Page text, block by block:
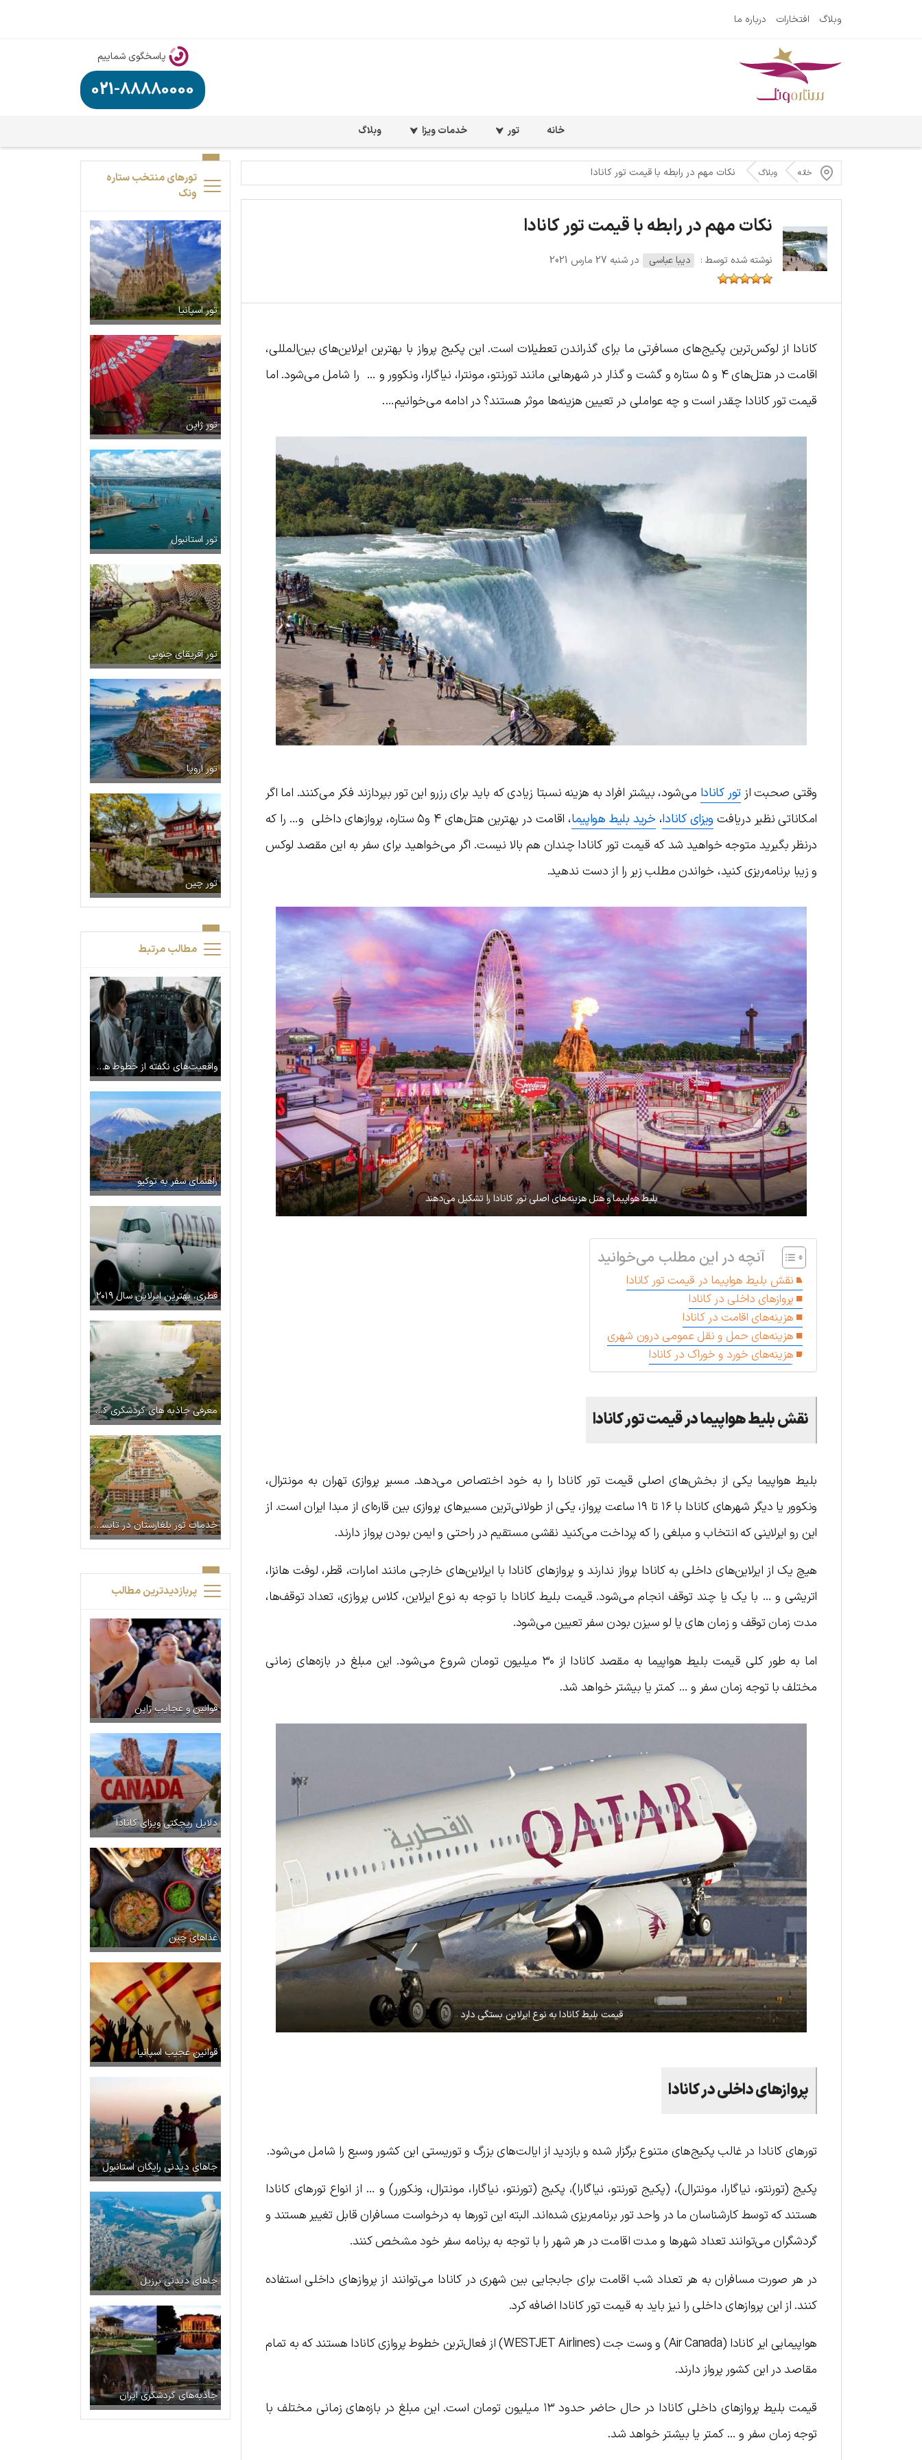
وبلاگ افتخارات درباره ما
پاسخگوی شماییم
021-88880000
خانه تور خدمات ویزا وبلاگ
خانه وبلاگ نکات مهم در رابطه با قیمت تور کانادا
نکات مهم در رابطه با قیمت تور کانادا
نوشته شده توسط : دیبا عباسی در شنبه 27 مارس 2021
کانادا از لوکس‌ترین پکیج‌های مسافرتی ما برای گذراندن تعطیلات است. این پکیج پرواز با بهترین ایرلاین‌های بین‌المللی،
اقامت در هتل‌های ۴ و ۵ ستاره و گشت و گذار در شهرهایی مانند تورنتو، مونترا، نیاگارا، ونکوور و … را شامل می‌شود. اما
قیمت تور کانادا چقدر است و چه عواملی در تعیین هزینه‌ها موثر هستند؟ در ادامه می‌خوانیم….
وقتی صحبت ازتور کانادا می‌شود، بیشتر افراد به هزینه نسبتا زیادی که باید برای رزرو این تور بپردازند فکر می‌کنند. اما اگر
امکاناتی نظیر دریافتویزای کانادا، خرید بلیط هواپیما
، اقامت در بهترین هتل‌های ۴ و۵ ستاره، پروازهای داخلی و… را که
درنظر بگیرید متوجه خواهید شد که قیمت تور کانادا چندان هم بالا نیست. اگر می‌خواهید برای سفر به این مقصد لوکس
و زیبا برنامه‌ریزی کنید، خواندن مطلب زیر را از دست ندهید.
بلیط هواپیما و هتل هزینه‌های اصلی تور کانادا را تشکیل می‌دهند
آنچه در این مطلب می‌خوانید
نقش بلیط هواپیما در قیمت تور کانادا
پروازهای داخلی در کانادا
هزینه‌های اقامت در کانادا
هزینه‌های حمل و نقل عمومی درون شهری
هزینه‌های خورد و خوراک در کانادا
نقش بلیط هواپیما در قیمت تور کانادا
بلیط هواپیما یکی از بخش‌های اصلی قیمت تور کانادا را به خود اختصاص می‌دهد. مسیر پروازی تهران به مونترال،
ونکوور یا دیگر شهرهای کانادا با ۱۶ تا ۱۹ ساعت پرواز، یکی از طولانی‌ترین مسیرهای پروازی بین قاره‌ای از مبدا ایران است. از
این رو ایرلاینی که انتخاب و مبلغی را که پرداخت می‌کنید نقشی مستقیم در راحتی و ایمن بودن پرواز دارند.
هیچ یک از ایرلاین‌های داخلی به کانادا پرواز ندارند و پروازهای کانادا با ایرلاین‌های خارجی مانند امارات، قطر، لوفت هانزا،
اتریشی و … با یک یا چند توقف انجام می‌شود. قیمت بلیط کانادا با توجه به نوع ایرلاین، کلاس پروازی، تعداد توقف‌ها،
مدت زمان توقف و زمان های یا لو سیزن بودن سفر تعیین می‌شود.
اما به طور کلی قیمت بلیط هواپیما به مقصد کانادا از ۳۰ میلیون تومان شروع می‌شود. این مبلغ در بازه‌های زمانی
مختلف با توجه زمان سفر و … کمتر یا بیشتر خواهد شد.
قیمت بلیط کانادا به نوع ایرلاین بستگی دارد
پروازهای داخلی در کانادا
تورهای کانادا در غالب پکیج‌های متنوع برگزار شده و بازدید از ایالت‌های بزرگ و توریستی این کشور وسیع را شامل می‌شود.
پکیج (تورنتو، نیاگارا، مونترال)، (پکیج تورنتو، نیاگارا)، پکیج (تورنتو، نیاگارا، مونترال، ونکورر) و … از انواع تورهای کانادا
هستند که توسط کارشناسان ما در واحد تور برنامه‌ریزی شده‌اند. البته این تورها به درخواست مسافران قابل تغییر هستند و
گردشگران می‌توانند تعداد شهرها و مدت اقامت در هر شهر را با توجه به برنامه سفر خود مشخص کنند.
در هر صورت مسافران به هر تعداد شب اقامت برای جابجایی بین شهری در کانادا می‌توانند از پروازهای داخلی استفاده
کنند. از این پروازهای داخلی را نیز باید به قیمت تور کانادا اضافه کرد.
هواپیمایی ایر کانادا (Air Canada) و وست جت (WESTJET Airlines) از فعال‌ترین خطوط پروازی کانادا هستند که به تمام
مقاصد در این کشور پرواز دارند.
قیمت بلیط پروازهای داخلی کانادا در حال حاضر حدود ۱۳ میلیون تومان است. این مبلغ در بازه‌های زمانی مختلف با
توجه زمان سفر و … کمتر یا بیشتر خواهد شد.
تورهای منتخب ستاره
ونک
تور اسپانیا
تور ژاپن
تور استانبول
تور آفریقای جنوبی
تور اروپا
تور چین
مطالب مرتبط
واقعیت‌های نگفته از خطوط هوایی
راهنمای سفر به توکیو
قطری، بهترین ایرلاین سال ۲۰۱۹
معرفی جاذبه های گردشگری کانادا
خدمات تور بلغارستان در تابستان ۱۴۰۳
پربازدیدترین مطالب
قوانین و عجایب ژاپن
دلایل ریجکتی ویزای کانادا
غذاهای چین
قوانین عجیب اسپانیا
جاهای دیدنی رایگان استانبول
جاهای دیدنی برزیل
جاذبه‌های گردشگری ایران